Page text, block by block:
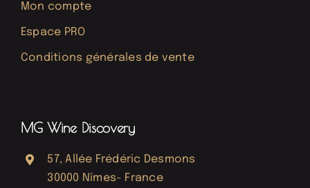
Mon compte
Espace PRO
Conditions générales de vente
MG Wine Discovery
57, Allée Frédéric Desmons
30000 Nîmes- France